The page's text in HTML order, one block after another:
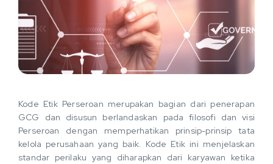
Kode Etik Perseroan merupakan bagian dari penerapan
GCG dan disusun berlandaskan pada filosofi dan visi
Perseroan dengan memperhatikan prinsip-prinsip tata
kelola perusahaan yang baik. Kode Etik ini menjelaskan
standar perilaku yang diharapkan dari karyawan ketika